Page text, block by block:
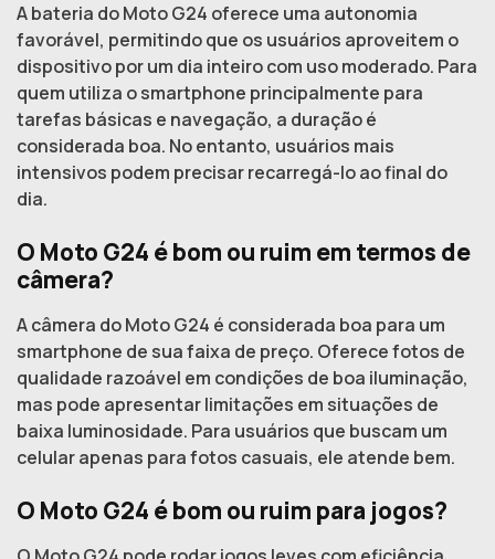
A bateria do Moto G24 oferece uma autonomia
favorável, permitindo que os usuários aproveitem o
dispositivo por um dia inteiro com uso moderado. Para
quem utiliza o smartphone principalmente para
tarefas básicas e navegação, a duração é
considerada boa. No entanto, usuários mais
intensivos podem precisar recarregá-lo ao final do
dia.
O Moto G24 é bom ou ruim em termos de
câmera?
A câmera do Moto G24 é considerada boa para um
smartphone de sua faixa de preço. Oferece fotos de
qualidade razoável em condições de boa iluminação,
mas pode apresentar limitações em situações de
baixa luminosidade. Para usuários que buscam um
celular apenas para fotos casuais, ele atende bem.
O Moto G24 é bom ou ruim para jogos?